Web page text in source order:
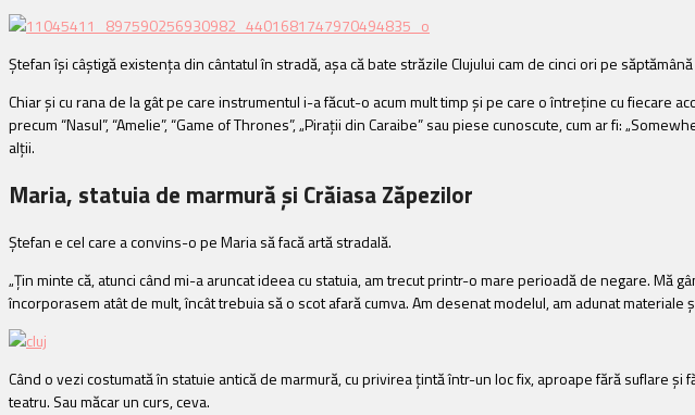
Ștefan își câștigă existența din cântatul în stradă, așa că bate străzile Clujului cam de cinci ori pe
Chiar și cu rana de la gât pe care instrumentul i-a făcut-o acum mult timp și pe care o întreține cu fiecare
precum “Nasul”, “Amelie”, “Game of Thrones”, „Pirații din Caraibe” sau piese cunoscute, cum ar fi:
alții.
Maria, statuia de marmură și Crăiasa Zăpezilor
Ștefan e cel care a convins-o pe Maria să facă artă stradală.
„Țin minte că, atunci când mi-a aruncat ideea cu statuia, am trecut printr-o mare perioadă de negare. Mă
încorporasem atât de mult, încât trebuia să o scot afară cumva. Am desenat modelul, am adunat materiale
Când o vezi costumată în statuie antică de marmură, cu privirea țintă într-un loc fix, aproape fără suflare
teatru. Sau măcar un curs, ceva.